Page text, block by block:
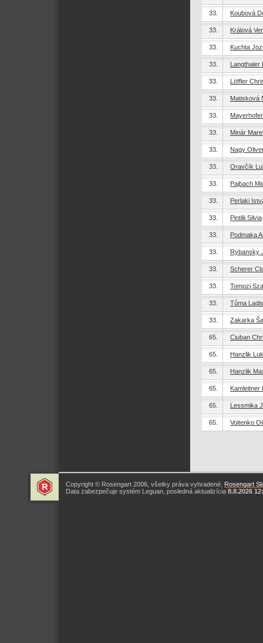
33. Koubová
33. Králová
33. Kuchta
33. Langthaler
33. Löffler
33. Matisková
33.
33. Minár
33. Nagy
33. Oravčík
33. Pajbach
33. Perlaki
33. Pintilii Silvia
33. Podmaka
33. Rybansky
33. Scherer
33. Tomozi
33. Tůma
33. Zakarka
65. Ciuban
65. Hanzlik
65. Hanzlik
65. Kamleitner
65. Lessmika
65. Voitenko
Copyright © Rosengart 2006, všetky práva vyhradené, Rosengart
Data zabezpečuje systém Leguan, posledná aktualizícia 8.8.2026